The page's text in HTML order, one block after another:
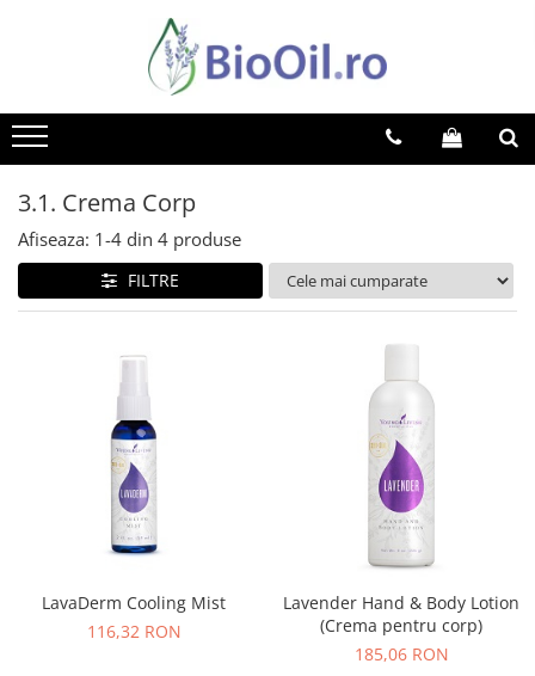
3.1. Crema Corp
Afiseaza: 1-4 din 4 produse
FILTRE
LavaDerm Cooling Mist
116,32 RON
Lavender Hand & Body Lotion
(Crema pentru corp)
185,06 RON